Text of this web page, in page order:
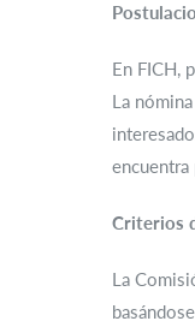
En FICH,
La
encuentra
Criterios
La